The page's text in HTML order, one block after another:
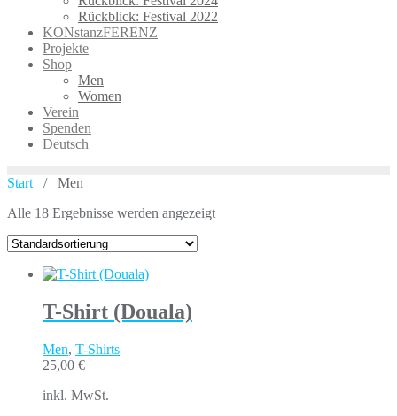
Rückblick: Festival 2022
KONstanzFERENZ
Projekte
Shop
Men
Women
Verein
Spenden
Deutsch
Start / Men
Alle 18 Ergebnisse werden angezeigt
T-Shirt (Douala)
Men, T-Shirts
25,00 €
inkl. MwSt.